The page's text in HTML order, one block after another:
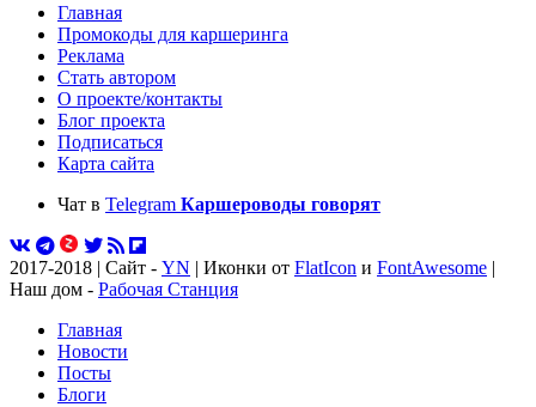
Главная
Промокоды для каршеринга
Реклама
Стать автором
О проекте/контакты
Блог проекта
Подписаться
Карта сайта
Чат в Telegram Каршероводы говорят
2017-2018 | Сайт - YN | Иконки от FlatIcon и FontAwesome |
Наш дом - Рабочая Станция
Главная
Новости
Посты
Блоги